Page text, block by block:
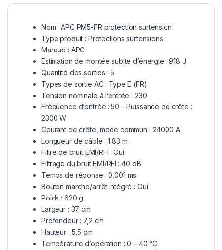
Nom : APC PM5-FR protection surtension
Type produit : Protections surtensions
Marque : APC
Estimation de montée subite d’énergie : 918 J
Quantité des sorties : 5
Types de sortie AC : Type E (FR)
Tension nominale à l’entrée : 230
Fréquence d’entrée : 50 – Puissance de crête :
2300 W
Courant de crête, mode commun : 24000 A
Longueur de câble : 1,83 m
Filtre de bruit EMI/RFI : Oui
Filtrage du bruit EMI/RFI : 40 dB
Temps de réponse : 0,001 ms
Bouton marche/arrêt intégré : Oui
Poids : 620 g
Largeur : 37 cm
Profondeur : 7,2 cm
Hauteur : 5,5 cm
Température d’opération : 0 – 40 °C